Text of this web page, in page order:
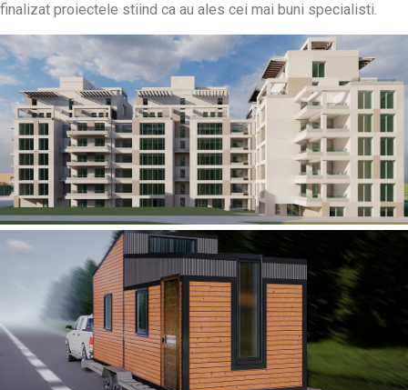
finalizat proiectele stiind ca au ales cei mai buni specialisti.